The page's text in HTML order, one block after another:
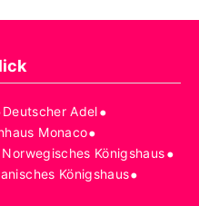
Deutscher Adel•
Monaco•
Norwegisches Königshaus•
Königshaus•